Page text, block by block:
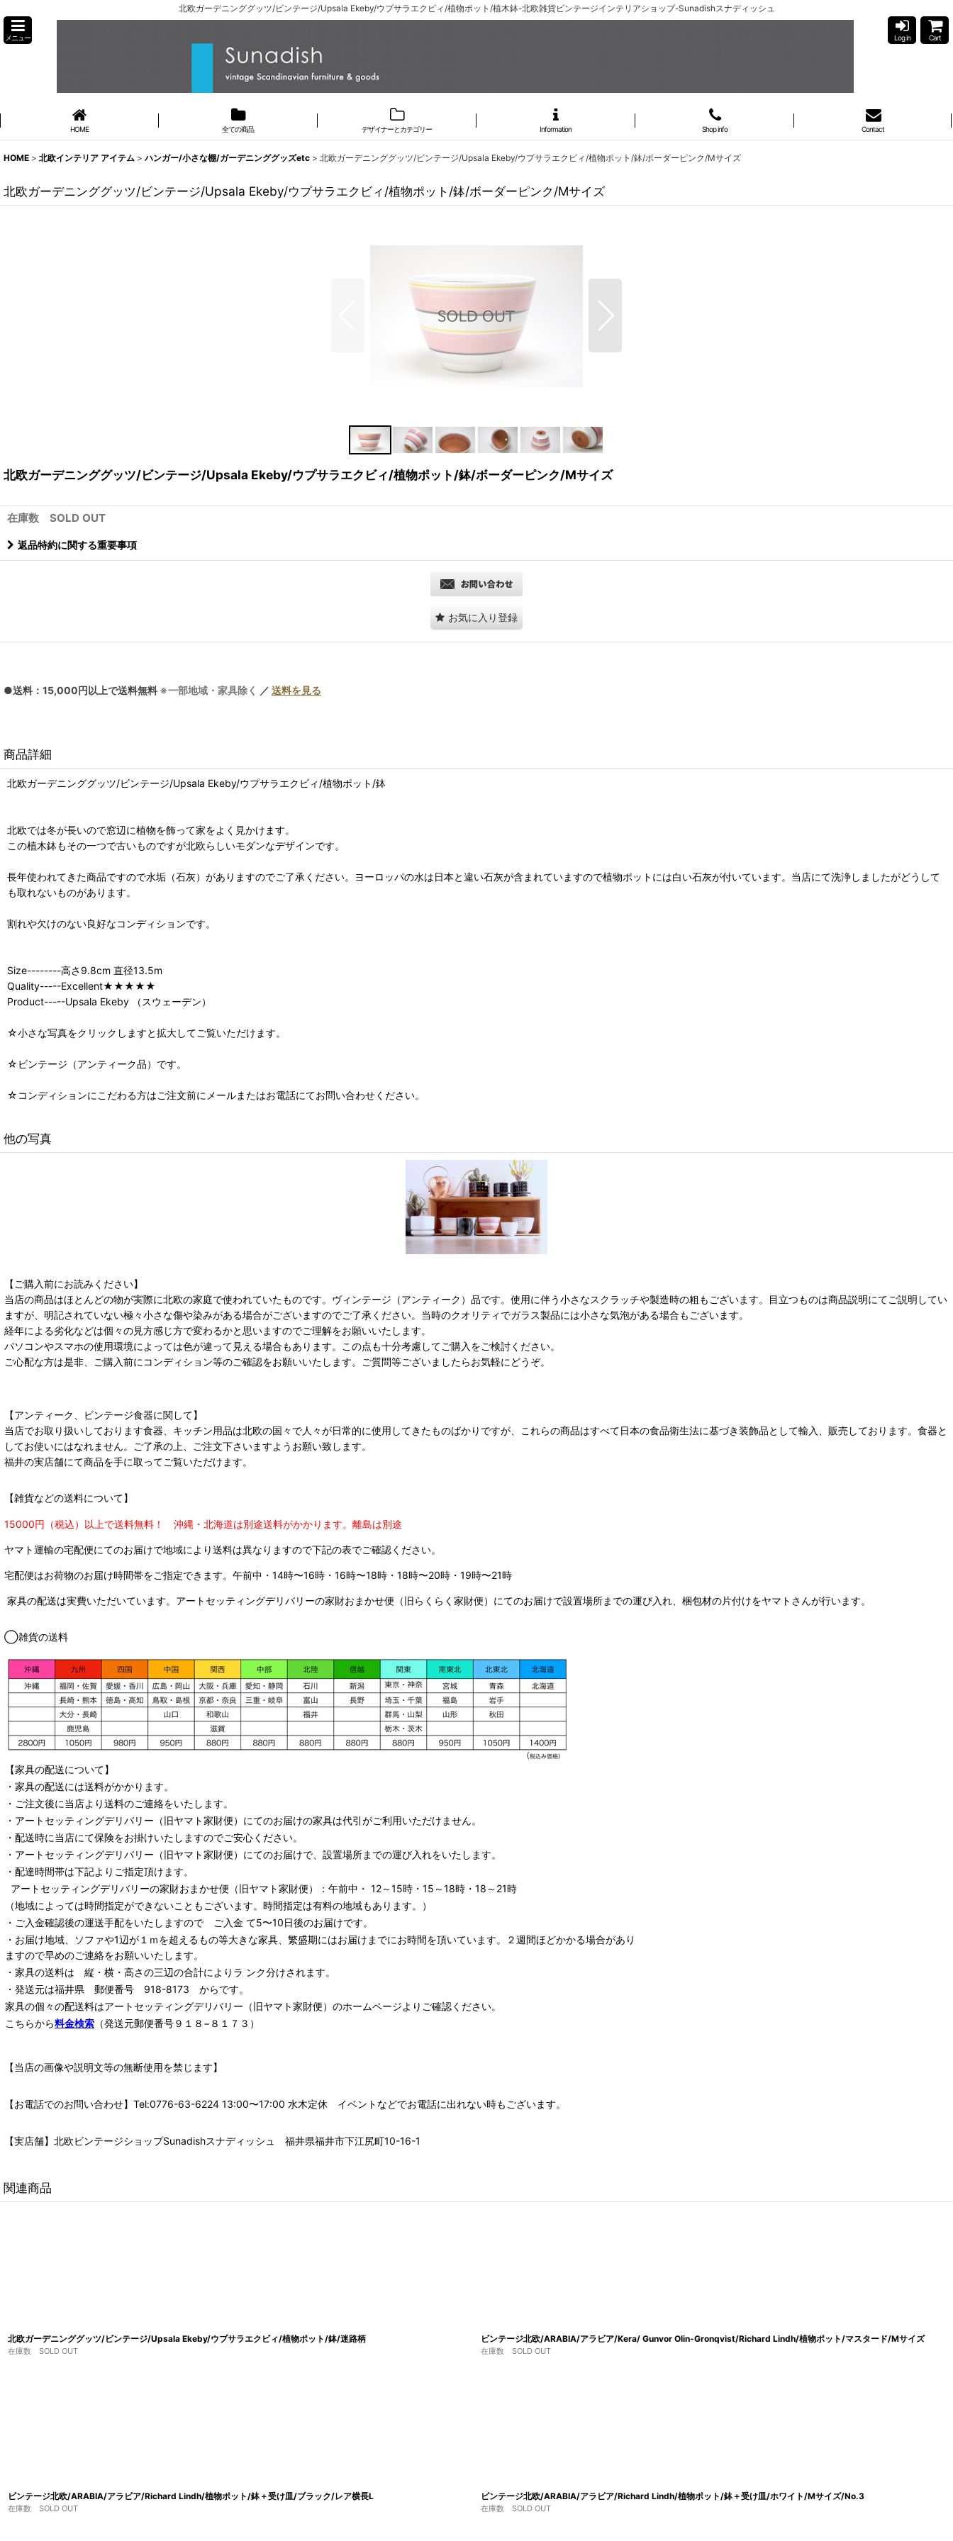
北欧ガーデニンググッツ/ビンテージ/Upsala Ekeby/ウプサラエクビィ/植物ポット/植木鉢-北欧雑貨ビンテージインテリアショップ-Sunadishスナディッシュ
メニュー Log in Cart
HOME 全ての商品 デザイナーとカテゴリー Information Shop info Contact
HOME > 北欧インテリア アイテム > ハンガー/小さな棚/ガーデニンググッズetc > 北欧ガーデニンググッツ/ビンテージ/Upsala Ekeby/ウプサラエクビィ/植物ポット/鉢/ボーダーピンク/Mサイズ
北欧ガーデニンググッツ/ビンテージ/Upsala Ekeby/ウプサラエクビィ/植物ポット/鉢/ボーダーピンク/Mサイズ
北欧ガーデニンググッツ/ビンテージ/Upsala Ekeby/ウプサラエクビィ/植物ポット/鉢/ボーダーピンク/Mサイズ
在庫数 SOLD OUT
返品特約に関する重要事項
お気に入り登録
●送料：15,000円以上で送料無料 ※一部地域・家具除く ／ 送料を見る
商品詳細
北欧ガーデニンググッツ/ビンテージ/Upsala Ekeby/ウプサラエクビィ/植物ポット/鉢
北欧では冬が長いので窓辺に植物を飾って家をよく見かけます。
この植木鉢もその一つで古いものですが北欧らしいモダンなデザインです。
長年使われてきた商品ですので水垢（石灰）がありますのでご了承ください。ヨーロッパの水は日本と違い石灰が含まれていますので植物ポットには白い石灰が付いています。当店にて洗浄しましたがどうして
も取れないものがあります。
割れや欠けのない良好なコンディションです。
Size--------高さ9.8cm 直径13.5m
Quality-----Excellent★★★★★
Product-----Upsala Ekeby （スウェーデン）
☆小さな写真をクリックしますと拡大してご覧いただけます。
☆ビンテージ（アンティーク品）です。
☆コンディションにこだわる方はご注文前にメールまたはお電話にてお問い合わせください。
他の写真
【ご購入前にお読みください】
当店の商品はほとんどの物が実際に北欧の家庭で使われていたものです。ヴィンテージ（アンティーク）品です。使用に伴う小さなスクラッチや製造時の粗もございます。目立つものは商品説明にてご説明してい
ますが、明記されていない極々小さな傷や染みがある場合がございますのでご了承ください。当時のクオリティでガラス製品には小さな気泡がある場合もございます。
経年による劣化などは個々の見方感じ方で変わるかと思いますのでご理解をお願いいたします。
パソコンやスマホの使用環境によっては色が違って見える場合もあります。この点も十分考慮してご購入をご検討ください。
ご心配な方は是非、ご購入前にコンディション等のご確認をお願いいたします。ご質問等ございましたらお気軽にどうぞ。
【アンティーク、ビンテージ食器に関して】
当店でお取り扱いしております食器、キッチン用品は北欧の国々で人々が日常的に使用してきたものばかりですが、これらの商品はすべて日本の食品衛生法に基づき装飾品として輸入、販売しております。食器と
してお使いにはなれません。ご了承の上、ご注文下さいますようお願い致します。
福井の実店舗にて商品を手に取ってご覧いただけます。
【雑貨などの送料について】
15000円（税込）以上で送料無料！ 沖縄・北海道は別途送料がかかります。 離島は別途
ヤマト運輸の宅配便にてのお届けで地域により送料は異なりますので下記の表でご確認ください。
宅配便はお荷物のお届け時間帯をご指定できます。 午前中・14時〜16時・16時〜18時・18時〜20時・19時〜21時
家具の配送は実費いただいています。アートセッティングデリバリーの家財おまかせ便（旧らくらく家財便）にてのお届けで設置場所までの運び入れ、梱包材の片付けをヤマトさんが行います。
◯雑貨の送料
【家具の配送について】
・家具の配送には送料がかかります。
・ご注文後に当店より送料のご連絡をいたします。
・ アートセッティングデリバリー （旧ヤマト家財便） にてのお届けの家具は代引がご利用いただけません。
・配送時に当店にて保険をお掛けいたしますのでご安心ください。
・ アートセッティングデリバリー （旧ヤマト家財便） にてのお届けで、設置場所までの運び入れをいたします。
・配達時間帯は下記よりご指定頂けます。
アートセッティングデリバリーの家財おまかせ便 （旧ヤマト家財便）：午前中・ 12～15時・15～18時・18～21時
（地域によっては時間指定ができないこともございます。時間指定は有料の地域もあります。）
・ご入金確認後の運送手配をいたしますので ご入金 て5〜10日後のお届けです。
・お届け地域、ソファや1辺が１ｍを超えるもの等大きな家具、繁盛期にはお届けまでにお時間を頂いています。２週間ほどかかる場合があり
ますので早めのご連絡をお願いいたします。
・家具の送料は 縦・横・高さの三辺の合計によりラ ンク分けされます。
・発送元は福井県 郵便番号 918-8173 からです。
家具の個々の配送料はアートセッティングデリバリー （旧ヤマト家財便） のホームページよりご確認ください。
こちらから料金検索 （発送元郵便番号９１８−８１７３）
【当店の画像や説明文等の無断使用を禁じます】
【お電話でのお問い合わせ】Tel:0776-63-6224 13:00〜17:00 水木定休 イベントなどでお電話に出れない時もございます。
【実店舗】北欧ビンテージショップSunadishスナディッシュ 福井県福井市下江尻町10-16-1
関連商品
北欧ガーデニンググッツ/ビンテージ/Upsala Ekeby/ウプサラエクビィ/植物ポット/鉢/迷路柄
在庫数 SOLD OUT
ビンテージ北欧/ARABIA/アラビア/Kera/ Gunvor Olin-Gronqvist/Richard Lindh/植物ポット/マスタード/Mサイズ
在庫数 SOLD OUT
ビンテージ北欧/ARABIA/アラビア/Richard Lindh/植物ポット/鉢＋受け皿/ブラック/レア横長L
在庫数 SOLD OUT
ビンテージ北欧/ARABIA/アラビア/Richard Lindh/植物ポット/鉢＋受け皿/ホワイト/Mサイズ/No.3
在庫数 SOLD OUT